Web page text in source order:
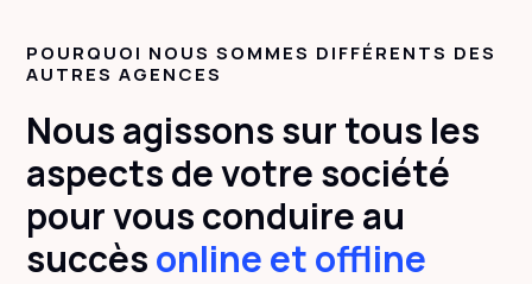
POURQUOI NOUS SOMMES DIFFÉRENTS DES
AUTRES AGENCES
Nous agissons sur tous les
aspects de votre société
pour vous conduire au
succèsonline et offline